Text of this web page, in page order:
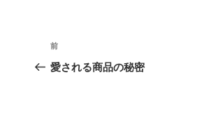
投
稿
過
去
前
愛される商品の秘密